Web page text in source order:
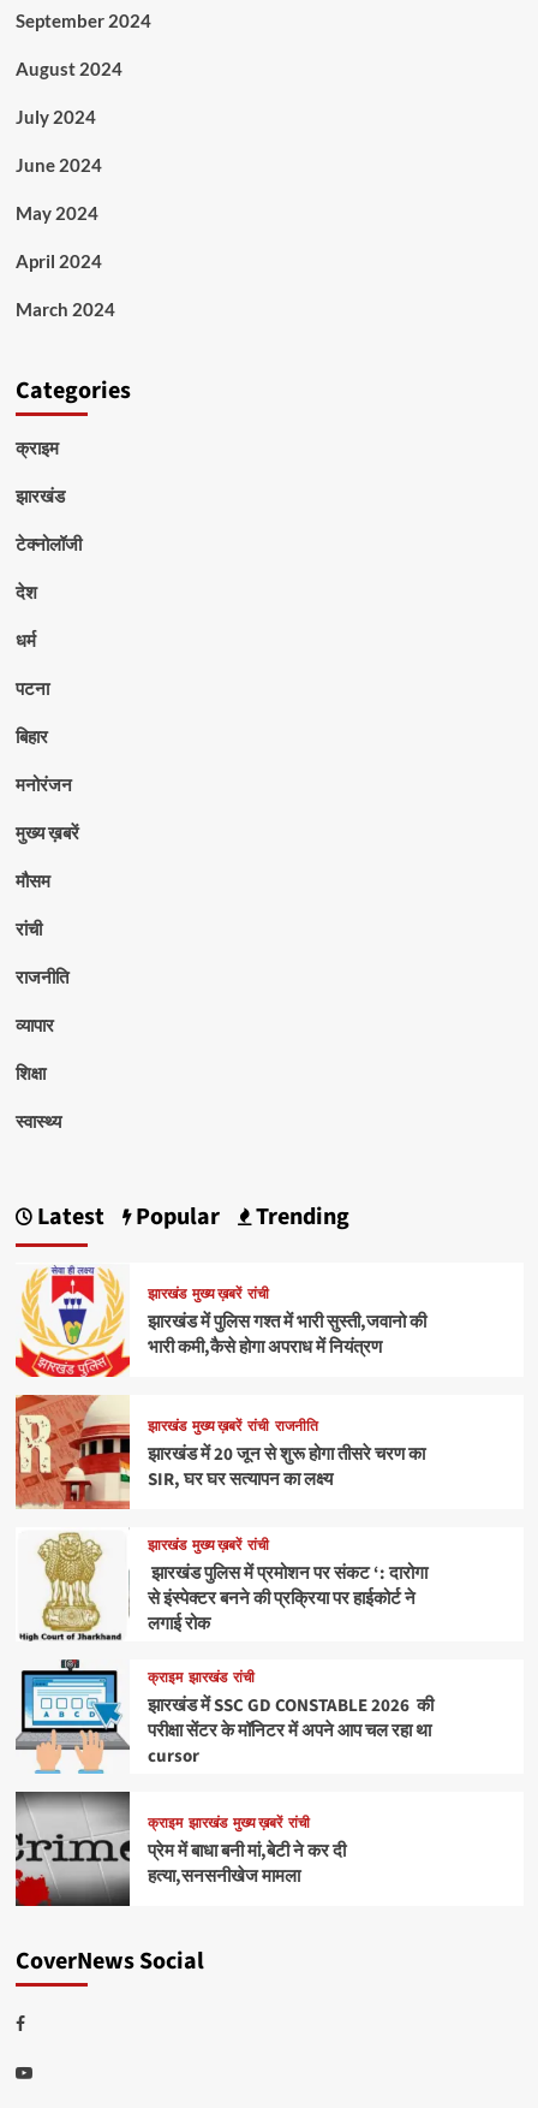
September 2024
August 2024
July 2024
June 2024
May 2024
April 2024
March 2024
Categories
क्राइम
झारखंड
टेक्नोलॉजी
देश
धर्म
पटना
बिहार
मनोरंजन
मुख्य ख़बरें
मौसम
रांची
राजनीति
व्यापार
शिक्षा
स्वास्थ्य
Latest Popular Trending
झारखंड मुख्य ख़बरें रांची
झारखंड में पुलिस गश्त में भारी सुस्ती,जवानो की
भारी कमी,कैसे होगा अपराध में नियंत्रण
झारखंड मुख्य ख़बरें रांची राजनीति
झारखंड में 20 जून से शुरू होगा तीसरे चरण का
SIR, घर घर सत्यापन का लक्ष्य
झारखंड मुख्य ख़बरें रांची
झारखंड पुलिस में प्रमोशन पर संकट ‘: दारोगा
से इंस्पेक्टर बनने की प्रक्रिया पर हाईकोर्ट ने
लगाई रोक
क्राइम झारखंड रांची
झारखंड में SSC GD CONSTABLE 2026 की
परीक्षा सेंटर के मॉनिटर में अपने आप चल रहा था
cursor
क्राइम झारखंड मुख्य ख़बरें रांची
प्रेम में बाधा बनी मां,बेटी ने कर दी
हत्या,सनसनीखेज मामला
CoverNews Social
Facebook
Youtube